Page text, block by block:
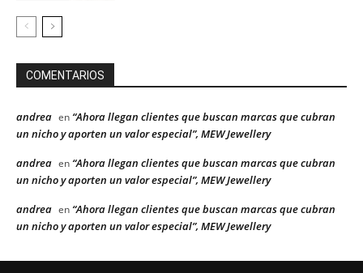
COMENTARIOS
andrea en “Ahora llegan clientes que buscan marcas que cubran
un nicho y aporten un valor especial”, MEW Jewellery
andrea en “Ahora llegan clientes que buscan marcas que cubran
un nicho y aporten un valor especial”, MEW Jewellery
andrea en “Ahora llegan clientes que buscan marcas que cubran
un nicho y aporten un valor especial”, MEW Jewellery